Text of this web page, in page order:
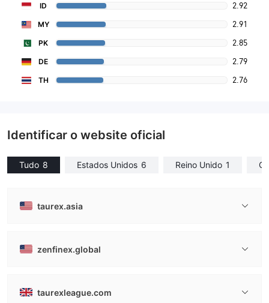
ID 2.92
MY 2.91
PK 2.85
DE 2.79
TH 2.76
Identificar o website oficial
Tudo 8 Estados Unidos 6 Reino Unido 1
taurex.asia
zenfinex.global
taurexleague.com